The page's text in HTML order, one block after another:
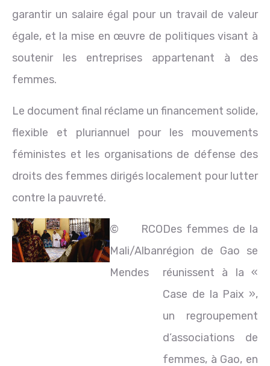
garantir un salaire égal pour un travail de valeur
égale, et la mise en œuvre de politiques visant à
soutenir les entreprises appartenant à des
femmes.
Le document final réclame un financement solide,
flexible et pluriannuel pour les mouvements
féministes et les organisations de défense des
droits des femmes dirigés localement pour lutter
contre la pauvreté.
© RCO
Mali/Alban
Mendes
Des femmes de la
région de Gao se
réunissent à la «
Case de la Paix »,
un regroupement
d’associations de
femmes, à Gao, en